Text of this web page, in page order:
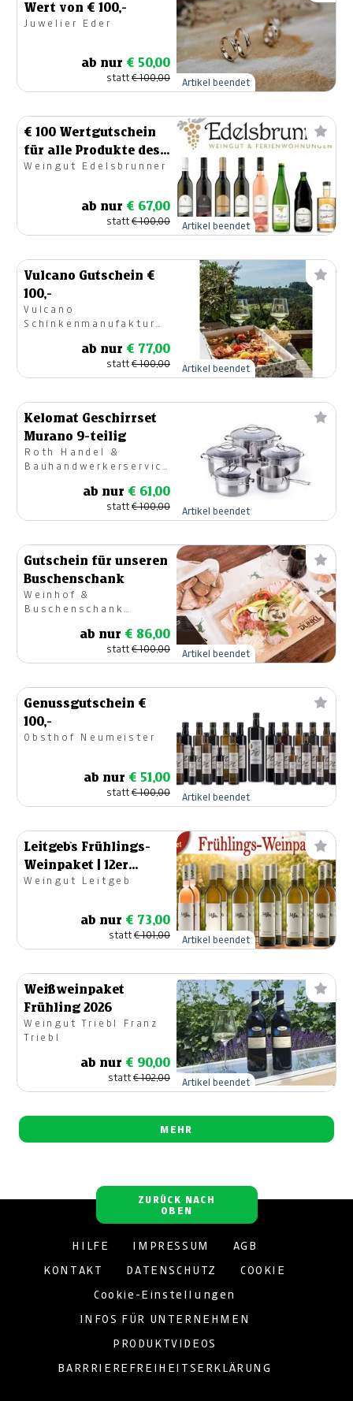
Wert von € 100,-
Juwelier Eder
ab nur € 50,00
statt€ 100,00 Artikel beendet
€ 100 Wertgutschein
für alle Produkte des
Weinguts
Weingut Edelsbrunner
ab nur € 67,00
statt€ 100,00 Artikel beendet
Vulcano Gutschein €
100,-
Vulcano
Schinkenmanufaktur
ab nur € 77,00
statt€ 100,00 Artikel beendet
Kelomat Geschirrset
Murano 9-teilig
Roth Handel &
Bauhandwerkerservice
ab nur € 61,00
statt€ 100,00 Artikel beendet
Gutschein für unseren
Buschenschank
Weinhof &
Buschenschank
ab nur € 86,00
statt€ 100,00 Artikel beendet
Genussgutschein €
100,-
Obsthof Neumeister
ab nur € 51,00
statt€ 100,00 Artikel beendet
Leitgeb`s Frühlings-
Weinpaket | 12er
Edition
Weingut Leitgeb
ab nur € 73,00
statt€ 101,00 Artikel beendet
Weißweinpaket
Frühling 2026
Weingut Triebl Franz
Triebl
ab nur € 90,00
statt€ 102,00 Artikel beendet
MEHR
ZURÜCK NACH
OBEN
HILFE IMPRESSUM AGB
KONTAKT DATENSCHUTZ COOKIE
Cookie-Einstellungen
INFOS FÜR UNTERNEHMEN
PRODUKTVIDEOS
BARRRIEREFREIHEITSERKLÄRUNG